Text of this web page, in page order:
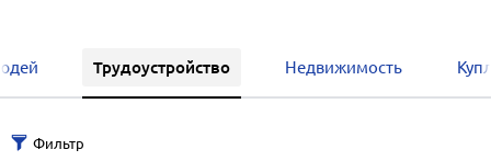
Трудоустройство Недвижимость